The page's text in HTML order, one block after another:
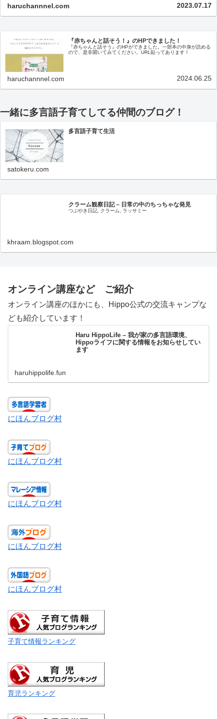
haruchannnel.com 2023.07.17
『赤ちゃんと話そう！』のHPできました！
『赤ちゃんと話そう』のHPができました。一部本の中身が読める
ので、是非開いてみてください。URL貼ってあります！
haruchannnel.com 2024.06.25
一緒に多言語子育てしてる仲間のブログ！
多言語子育て生活
satokeru.com
クラーム観察日記 – 日常の中のちっちゃな発見
つぶやき日記, クラーム, ラッサミー
khraam.blogspot.com
オンライン講座など ご紹介
オンライン講座のほかにも、Hippo公式の交流キャンプな
ども紹介しています！
Haru HippoLife – 我が家の多言語環境、
Hippoライフに関する情報をお知らせしてい
ます
haruhippolife.fun
にほんブログ村
にほんブログ村
にほんブログ村
にほんブログ村
にほんブログ村
子育て情報ランキング
育児ランキング